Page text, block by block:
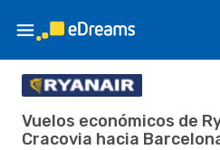
Vuelos económicos de
Cracovia hacia